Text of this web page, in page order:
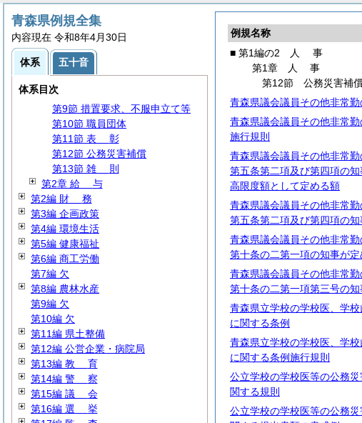
例規名称
■ 第1編の2
人 事
第1章
人事
第12節 公務災害補
青森県議会議員その他非常
青森県議会議員その他非常
施行規則
青森県議会議員その他非常
第五条第二項及び第四項の
高限度額として定める額
青森県議会議員その他非常
第五条第二項及び第四項の
青森県議会議員その他非常
第十条の二第一項の知事が
青森県議会議員その他非常
第十条の二第一項第三号の
青森県立学校の学校医、学
に関する条例
青森県立学校の学校医、学
に関する条例施行規則
公立学校の学校医等の公務
関する規則
公立学校の学校医等の公務
青森県例規全集
内容現在 令和8年4月30日
体系 五十音
体系目次
第2節任用
第3節 勤務条件
第4節 分限・懲戒
第5節服
第6節 退職管理
第7節 研修及び勤務評定
第8節 福利厚生
第9節 措置要求、不服申立て等
第10節 職員団体
第11節 表 彰
第12節 公務災害補償
第13節 雑 則
第2章 給 与
第2編 財 務
第3編 企画政策
第4編 環境生活
第5編 健康福祉
第6編 商工労働
第7編 欠
第8編 農林水産
第9編 欠
第10編 欠
第11編 県土整備
第12編 公営企業・病院局
第13編 教 育
第14編 警 察
第15編 議 会
第16編 選 挙